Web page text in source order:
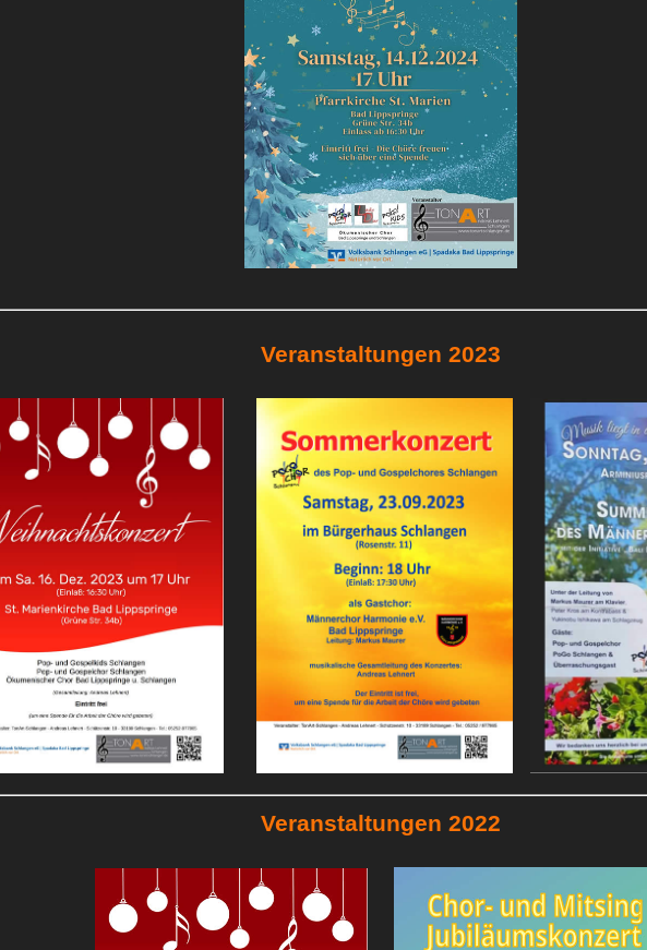
Veranstaltungen 2023
Veranstaltungen 2022